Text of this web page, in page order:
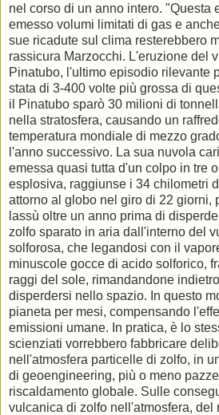
nel corso di un anno intero. "Questa
emesso volumi limitati di gas e
sue ricadute sul clima resterebbero
rassicura Marzocchi. L'eruzione del
Pinatubo, l'ultimo episodio rilevante
stata di 3-400 volte più grossa di
il Pinatubo sparò 30 milioni di
nella stratosfera, causando un
temperatura mondiale di mezzo
l'anno successivo. La sua nuvola
emessa quasi tutta d'un colpo in tre
esplosiva, raggiunse i 34 chilometri
attorno al globo nel giro di 22 giorni,
lassù oltre un anno prima di
zolfo sparato in aria dall'interno del
solforosa, che legandosi con il
minuscole gocce di acido solforico,
raggi del sole, rimandandone
disperdersi nello spazio. In questo
pianeta per mesi, compensando
emissioni umane. In pratica, è lo
scienziati vorrebbero fabbricare
nell'atmosfera particelle di zolfo, in
di geoengineering, più o meno
riscaldamento globale. Sulle
vulcanica di zolfo nell'atmosfera, del